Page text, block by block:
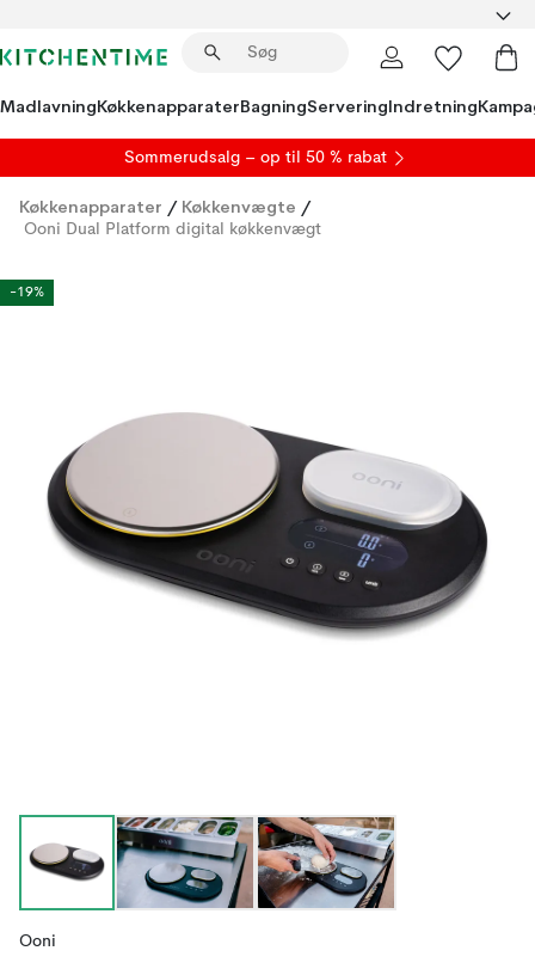
MadlavningKøkkenapparaterBagningServeringIndretning
Sommerudsalg – op til 50 % rabat
Køkkenapparater / Køkkenvægte /
Ooni Dual Platform digital køkkenvægt
-19%
Ooni